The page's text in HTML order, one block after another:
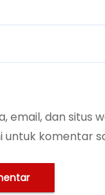
email, dan situs
untuk komentar